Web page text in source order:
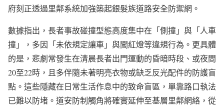
府刻正透過里鄰系統加強築起銀髮族道路安全防禦網。
數據指出，長者事故碰撞型態高度集中在「側撞」與「人車
撞」，多因「未依規定讓車」與闖紅燈等違規行為。更具體
的是，悲劇常發生在清晨長者出門運動的昏暗時段、或夜間
20至22時，且多伴隨未著明亮衣物或缺乏反光配件的防護盲
點。這些隱藏在日常生活作息中的致命盲區，單靠路口執法
已難以防堵。道安防制觸角將確實延伸至基層里鄰網絡，從